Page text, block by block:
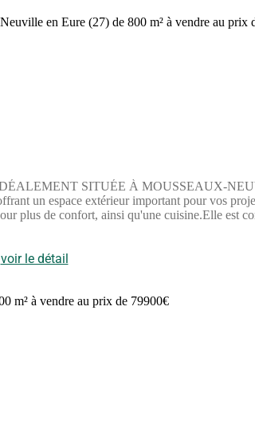
SITUÉE À MOUSSEAUX-
un espace extérieur important pour vos
plus de confort, ainsi qu'une cuisine.Elle est
axes routiers principaux comme l'autoroute
scolaire primaire est disponible à
de Les Maisons Extraco.Pour plus
voir le détail